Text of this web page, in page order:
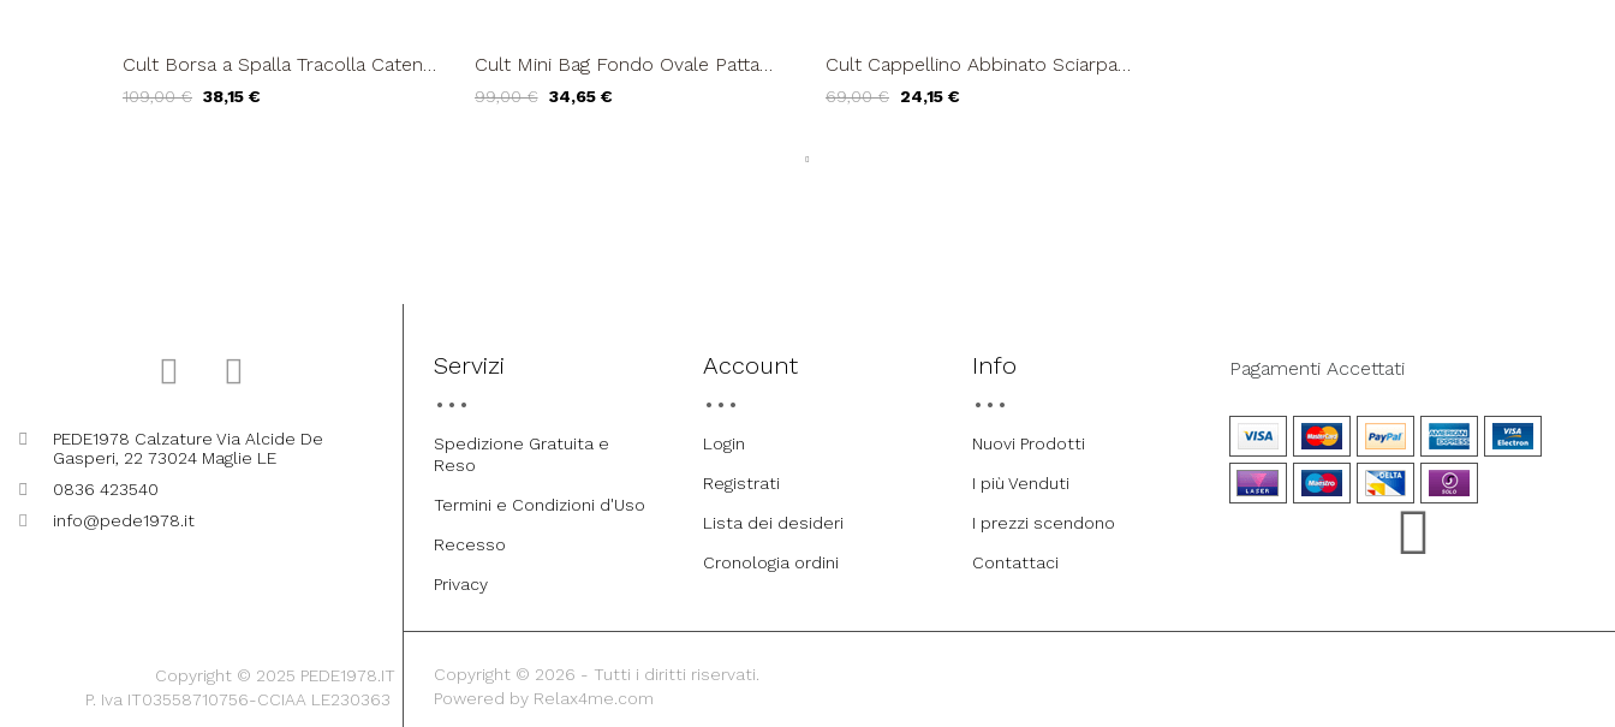
Cult Borsa a Spalla Tracolla Catena
109,00 € 38,15 €
Cult Mini Bag Fondo Ovale Patta
99,00 € 34,65 €
Cult Cappellino Abbinato Sciarpa
69,00 € 24,15 €
PEDE1978 Calzature Via Alcide De
Gasperi, 22 73024 Maglie LE
0836 423540
info@pede1978.it
Servizi
Spedizione Gratuita e
Reso
Termini e Condizioni d'Uso
Recesso
Privacy
Account
Login
Registrati
Lista dei desideri
Cronologia ordini
Info
Nuovi Prodotti
I più Venduti
I prezzi scendono
Contattaci
Pagamenti Accettati
Copyright © 2025 PEDE1978.IT
P. Iva IT03558710756-CCIAA LE230363
Copyright © 2026 - Tutti i diritti riservati.
Powered by Relax4me.com